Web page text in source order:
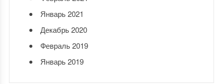
Январь 2021
Декабрь 2020
Февраль 2019
Январь 2019